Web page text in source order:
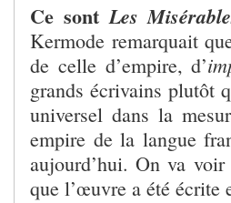
Ce sontLes
Kermode remarquait
de celle d’empire, d’
grands écrivains plutôt
universel dans la
empire de la langue
aujourd’hui. On va voir
que l’œuvre a été écrite